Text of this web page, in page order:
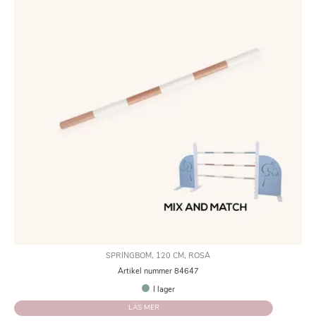
SPRINGBOM, 120 CM, ROSA
Artikel nummer 84647
I lager
LÄS MER